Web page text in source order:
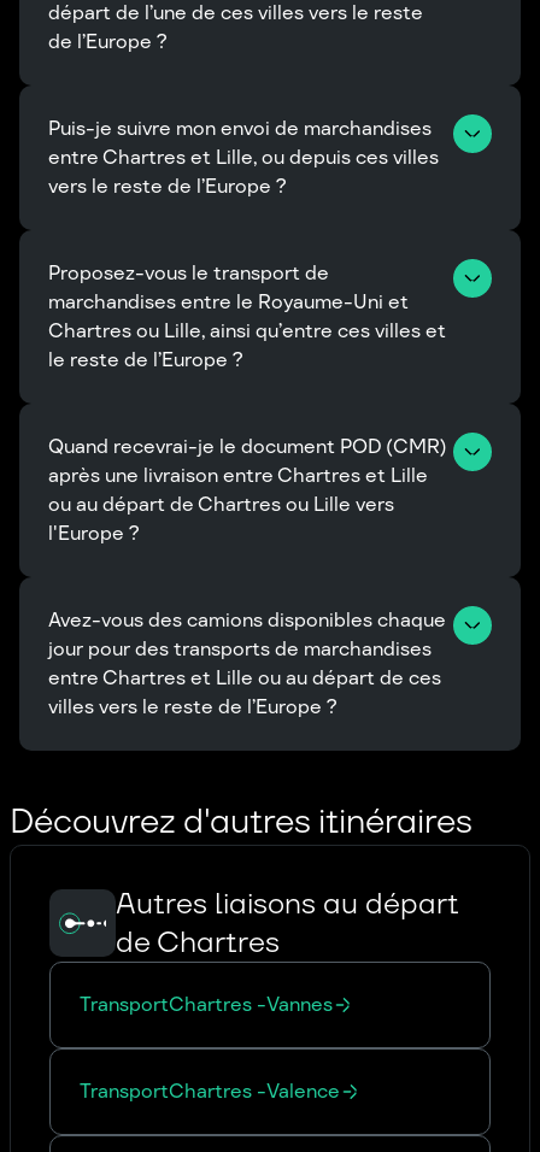
départ de l’une de ces villes vers le reste
de l’Europe ?
Puis-je suivre mon envoi de marchandises
entre Chartres et Lille, ou depuis ces villes
vers le reste de l’Europe ?
Proposez-vous le transport de
marchandises entre le Royaume-Uni et
Chartres ou Lille, ainsi qu’entre ces villes et
le reste de l’Europe ?
Quand recevrai-je le document POD (CMR)
après une livraison entre Chartres et Lille
ou au départ de Chartres ou Lille vers
l'Europe ?
Avez-vous des camions disponibles chaque
jour pour des transports de marchandises
entre Chartres et Lille ou au départ de ces
villes vers le reste de l’Europe ?
Découvrez d'autres itinéraires
Autres liaisons au départ
de Chartres
TransportChartres -Vannes
TransportChartres -Valence